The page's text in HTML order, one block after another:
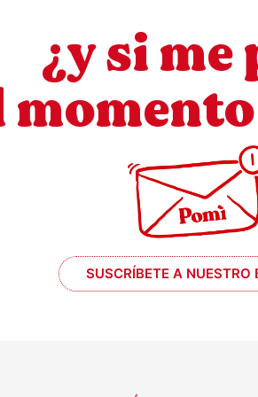
¿y si
SUSCRÍBETE A NUESTRO